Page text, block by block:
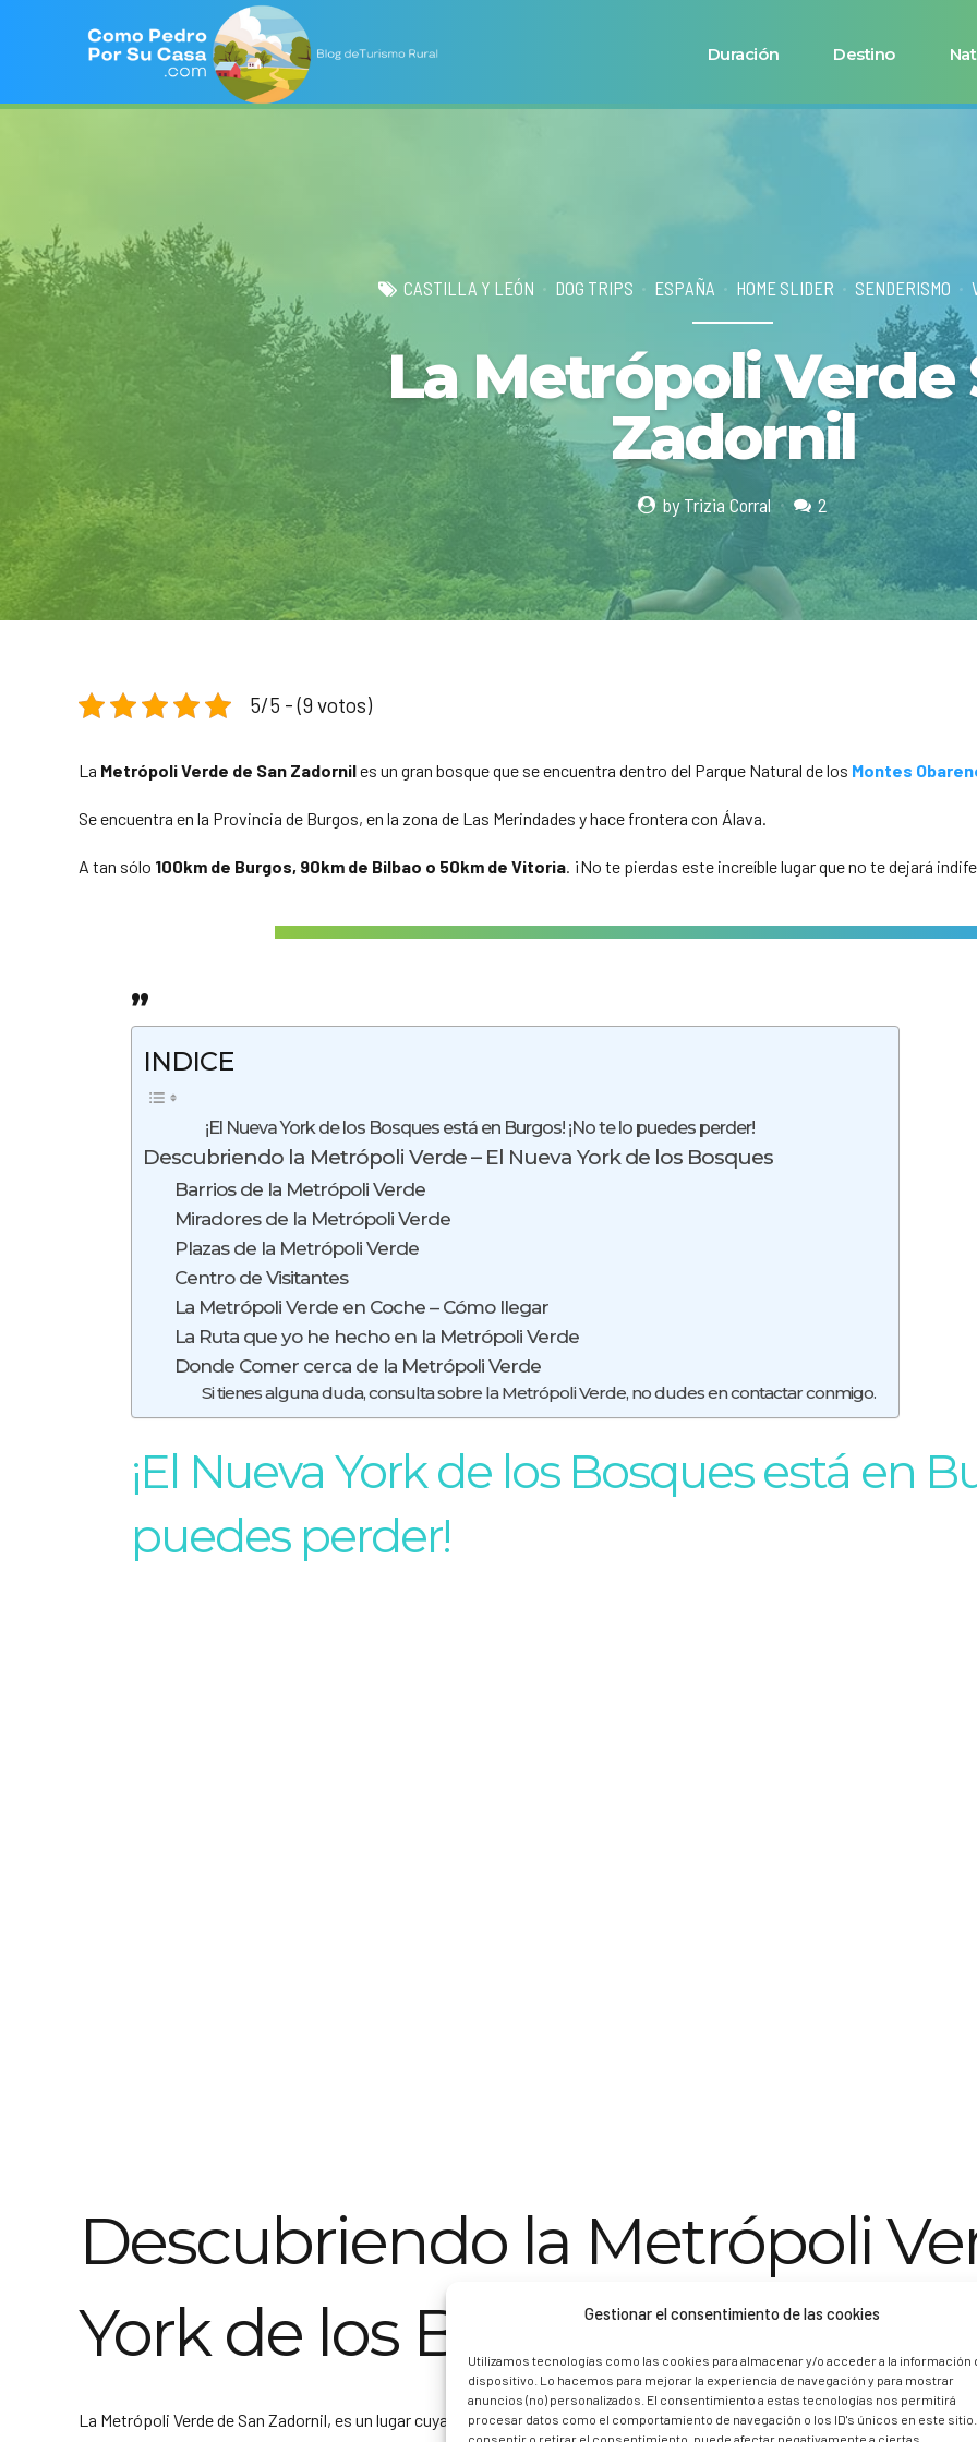
Gestionar el consentimiento de las cookies
Utilizamos tecnologías como las cookies para almacenar y/o acceder a la información
dispositivo. Lo hacemos para mejorar la experiencia de navegación y para mostrar
anuncios (no) personalizados. El consentimiento a estas tecnologías nos permitirá
procesar datos como el comportamiento de navegación o los ID's únicos en este sitio.
consentir o retirar el consentimiento, puede afectar negativamente a ciertas
Duración Destino
CASTILLA Y LEÓN DOG TRIPS ESPAÑA HOME SLIDER SENDERISMO
La Metrópoli Verde
Zadornil
by Trizia Corral 2
5/5 - (9 votos)
La Metrópoli Verde de San Zadorniles un gran bosque que se encuentra dentro del Parque Natural de los Montes
Se encuentra en la Provincia de Burgos, en la zona de Las Merindades y hace frontera con Álava.
A tan sólo 100km de Burgos, 90km de Bilbao o 50km de Vitoria. ¡No te pierdas este increíble lugar que no te dejará
INDICE
¡El Nueva York de los Bosques está en Burgos! ¡No te lo puedes perder!
Descubriendo la Metrópoli Verde – El Nueva York de los Bosques
Barrios de la Metrópoli Verde
Miradores de la Metrópoli Verde
Plazas de la Metrópoli Verde
Centro de Visitantes
La Metrópoli Verde en Coche – Cómo llegar
La Ruta que yo he hecho en la Metrópoli Verde
Donde Comer cerca de la Metrópoli Verde
Si tienes alguna duda, consulta sobre la Metrópoli Verde, no dudes en contactar conmigo.
¡El Nueva York de los Bosques está en
puedes perder!
Descubriendo la Metrópoli
York de los Bosques
La Metrópoli Verde de San Zadornil, es un lugar cuya diversidad vegetal es tan grande que cuando paseas por sus senderos,